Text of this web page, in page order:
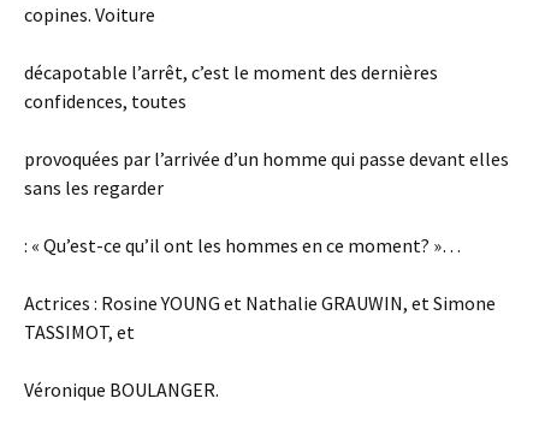
copines. Voiture
décapotable l’arrêt, c’est le moment des dernières
confidences, toutes
provoquées par l’arrivée d’un homme qui passe devant elles
sans les regarder
: « Qu’est-ce qu’il ont les hommes en ce moment? »…
Actrices : Rosine YOUNG et Nathalie GRAUWIN, et Simone
TASSIMOT, et
Véronique BOULANGER.